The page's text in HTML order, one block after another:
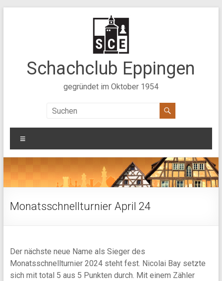
Schachclub Eppingen
gegründet im Oktober 1954
Monatsschnellturnier April 24
Der nächste neue Name als Sieger des
Monatsschnellturnier 2024 steht fest. Nicolai Bay setzte
sich mit total 5 aus 5 Punkten durch. Mit einem Zähler